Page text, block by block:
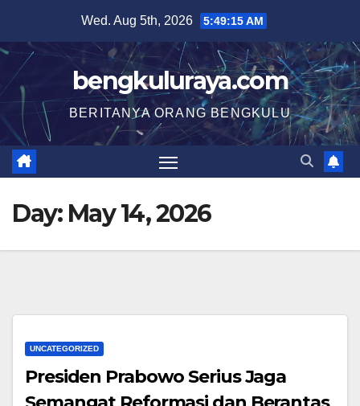
content
Wed. Aug 5th, 2026 5:49:15 AM
bengkuluraya.com
BERITANYA ORANG BENGKULU
Day: May 14, 2026
UNCATEGORIZED
Presiden Prabowo Serius Jaga